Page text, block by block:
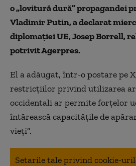
o „lovitură dură” propagandei
Vladimir Putin, a declarat
diplomaţiei UE, Josep Borrell,
potrivit Agerpres.
El a adăugat, într-o postare pe
restricţiilor privind utilizarea
occidentali ar permite forţelor
întărească capacităţile de
vieţi”.
Setarile tale privind cookie-